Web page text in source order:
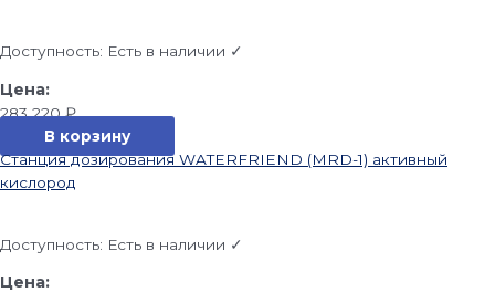
Доступность: Есть в наличии ✓
283 220₽
В корзину
Станция дозирования WATERFRIEND (MRD-1) активный
кислород
Доступность: Есть в наличии ✓